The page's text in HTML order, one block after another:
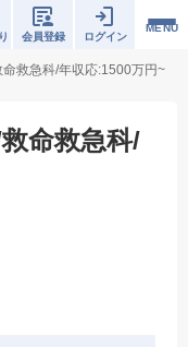
MENU
会員登録 ログイン
命救急科/年収応:1500万円~
命救急科/